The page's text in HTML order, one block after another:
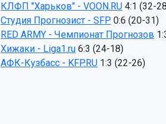
КЛФП "Харьков" - VOON.RU
Студия Прогнозист - SFP
RED ARMY - Чемпионат Прогнозов
Хижаки - Liga1.ru
АФК-Кузбасс - KFP.RU